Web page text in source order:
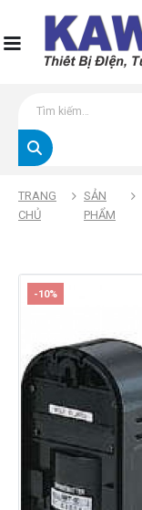
TRANG
CHỦ
SẢN
PHẨM
-10%